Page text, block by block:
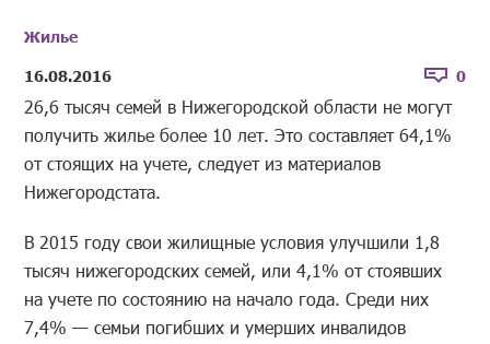
Жилье
16.08.2016
0
26,6 тысяч семей в Нижегородской области не могут
получить жилье более 10 лет. Это составляет 64,1%
от стоящих на учете, следует из материалов
Нижегородстата.
В 2015 году свои жилищные условия улучшили 1,8
тысяч нижегородских семей, или 4,1% от стоявших
на учете по состоянию на начало года. Среди них
7,4% — семьи погибших и умерших инвалидов